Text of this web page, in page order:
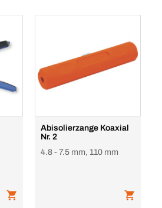
Abisolierzange Koaxial
Nr. 2
4.8 - 7.5 mm, 110 mm